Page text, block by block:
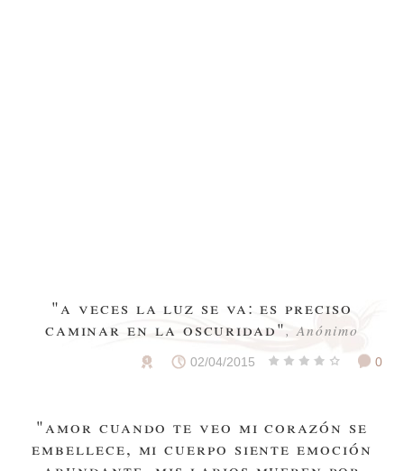
"a veces la luz se va: es preciso
caminar en la oscuridad", Anónimo
02/04/2015 0
"amor cuando te veo mi corazón se
embellece, mi cuerpo siente emoción